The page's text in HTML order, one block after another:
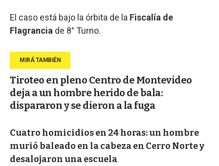
El caso está bajo la órbita de la Fiscalía de
Flagrancia de 8° Turno.
Tiroteo en pleno Centro de Montevideo
deja a un hombre herido de bala:
dispararon y se dieron a la fuga
Cuatro homicidios en 24 horas: un hombre
murió baleado en la cabeza en Cerro Norte y
desalojaron una escuela